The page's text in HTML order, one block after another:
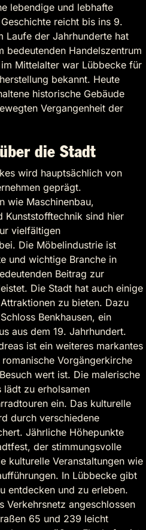
lebendige und lebhafte
reicht bis ins 9.
Laufe der Jahrhunderte hat
bedeutenden Handelszentrum
Mittelalter war Lübbecke für
bekannt. Heute
historische Gebäude
Vergangenheit der
die Stadt
wird hauptsächlich von
geprägt.
wie Maschinenbau,
Kunststofftechnik sind hier
vielfältigen
Die Möbelindustrie ist
und wichtige Branche in
Beitrag zur
Die Stadt hat auch einige
zu bieten. Dazu
Benkhausen, ein
aus dem 19. Jahrhundert.
ist ein weiteres markantes
Vorgängerkirche
wert ist. Die malerische
lädt zu erholsamen
ein. Das kulturelle
durch verschiedene
Jährliche Höhepunkte
der stimmungsvolle
kulturelle Veranstaltungen wie
In Lübbecke gibt
entdecken und zu erleben.
Verkehrsnetz angeschlossen
65 und 239 leicht